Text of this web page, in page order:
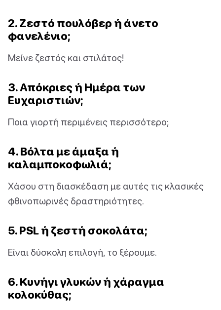
2. Ζεστό πουλόβερ ή άνετο
φανελένιο;
Μείνε ζεστός και στιλάτος!
3. Απόκριες ή Ημέρα των
Ευχαριστιών;
Ποια γιορτή περιμένεις περισσότερο;
4. Βόλτα με άμαξα ή
καλαμποκοφωλιά;
Χάσου στη διασκέδαση με αυτές τις κλασικές
φθινοπωρινές δραστηριότητες.
5. PSL ή ζεστή σοκολάτα;
Είναι δύσκολη επιλογή, το ξέρουμε.
6. Κυνήγι γλυκών ή χάραγμα
κολοκύθας;